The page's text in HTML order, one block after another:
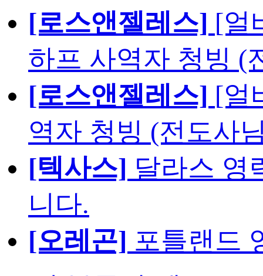
[로스앤젤레스] [얼
하프 사역자 청빙 (
[로스앤젤레스] [얼
역자 청빙 (전도사
[텍사스] 달라스 영
니다.
[오레곤] 포틀랜드